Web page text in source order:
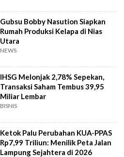
Gubsu Bobby Nasution Siapkan
Rumah Produksi Kelapa di Nias
Utara
NEWS
IHSG Melonjak 2,78% Sepekan,
Transaksi Saham Tembus 39,95
Miliar Lembar
BISNIS
Ketok Palu Perubahan KUA-PPAS
Rp7,99 Triliun: Menilik Peta Jalan
Lampung Sejahtera di 2026